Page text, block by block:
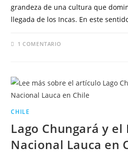
grandeza de una cultura que
llegada de los Incas. En este
1 COMENTARIO
CHILE
Lago Chungará y el
Nacional Lauca en